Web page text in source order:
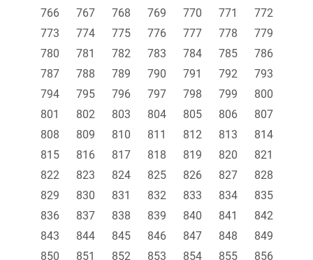
766
767 768 769 770 771
772
773
774 775 776 777 778
779
780
781 782 783 784 785
786
787
788 789 790 791 792
793
794
795 796 797 798 799
800
801
802 803 804 805 806
807
808
809 810 811 812 813
814
815
816 817 818 819 820
821
822
823 824 825 826 827
828
829
830 831 832 833 834
835
836
837 838 839 840 841
842
843
844 845 846 847 848
849
850
851 852 853 854 855
856